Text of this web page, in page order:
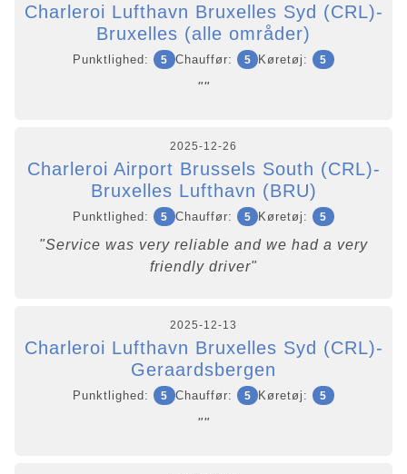
Charleroi Lufthavn Bruxelles Syd (CRL)-
Bruxelles (alle områder)
Punktlighed: 5 Chauffør: 5 Køretøj: 5
""
2025-12-26
Charleroi Airport Brussels South (CRL)-
Bruxelles Lufthavn (BRU)
Punktlighed: 5 Chauffør: 5 Køretøj: 5
"Service was very reliable and we had a very
friendly driver"
2025-12-13
Charleroi Lufthavn Bruxelles Syd (CRL)-
Geraardsbergen
Punktlighed: 5 Chauffør: 5 Køretøj: 5
""